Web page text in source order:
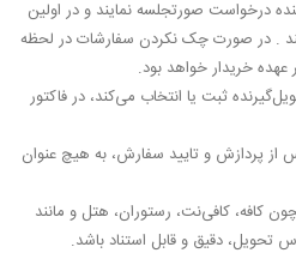
درخواست صورتجلسه نمایند و در اولین
. در صورت چک نکردن سفارشات در لحظه
خریدار خواهد بود.
ثبت یا انتخاب می‌کند، در فاکتور
پردازش و تایید سفارش، به هیچ عنوان
کافه، کافی‌نت، رستوران، هتل و مانند
دقیق و قابل استناد باشد.